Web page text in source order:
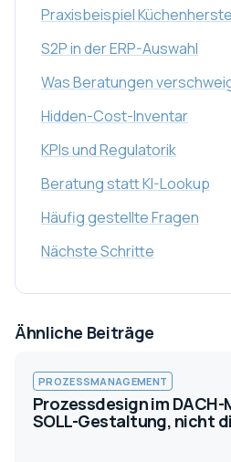
Praxisbeispiel
S2P in der ERP-Auswahl
Was Beratungen
Hidden-Cost-Inventar
KPIs und Regulatorik
Beratung statt KI-Lookup
Häufig gestellte Fragen
Nächste Schritte
Ähnliche Beiträge
PROZESSMANAGEMENT
Prozessdesign im
SOLL-Gestaltung, nicht